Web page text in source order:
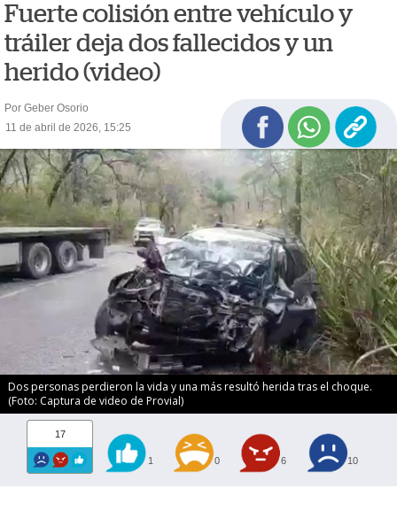
Fuerte colisión entre vehículo y
tráiler deja dos fallecidos y un
herido (video)
Por Geber Osorio
11 de abril de 2026, 15:25
Dos personas perdieron la vida y una más resultó herida tras el choque.
(Foto: Captura de video de Provial)
17
1 0 6 10